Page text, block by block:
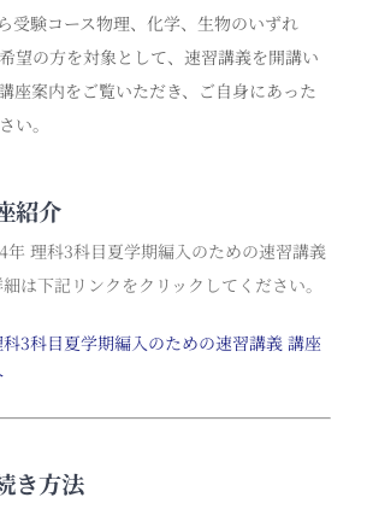
受験コース物理、化学、生物のいずれ
望の方を対象として、速習講義を開講い
座案内をご覧いただき、ご自身にあった
い。
紹介
年 理科3科目夏学期編入のための速習講義
は下記リンクをクリックしてください。
3科目夏学期編入のための速習講義講座
き方法